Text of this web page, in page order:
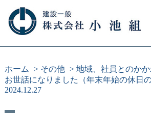
ホーム > その他 > 地域、社員とのかか
お世話になりました（年末年始の休日の
2024.12.27